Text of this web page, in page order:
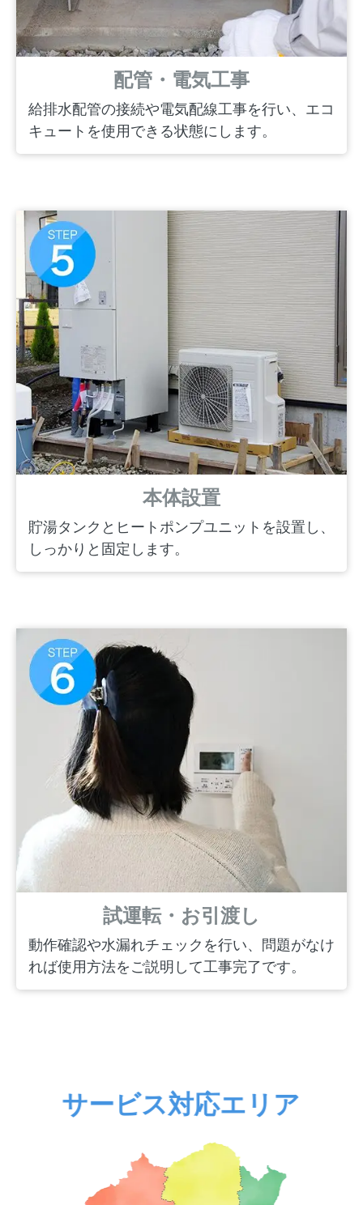
配管・電気工事
給排水配管の接続や電気配線工事を行い、エコ
キュートを使用できる状態にします。
本体設置
貯湯タンクとヒートポンプユニットを設置し、
しっかりと固定します。
試運転・お引渡し
動作確認や水漏れチェックを行い、問題がなけ
れば使用方法をご説明して工事完了です。
サービス対応エリア